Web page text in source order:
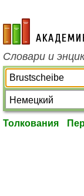
academic.ru
Словари и
Толкования